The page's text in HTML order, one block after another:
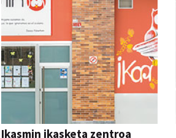
Ikasmin ikasketa zentroa